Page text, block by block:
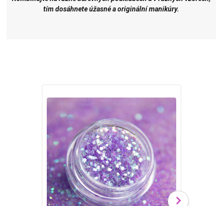
tím dosáhnete úžasné a originální manikúry.